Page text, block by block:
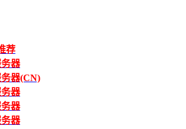
荐
器
器(CN)
务器
器
器